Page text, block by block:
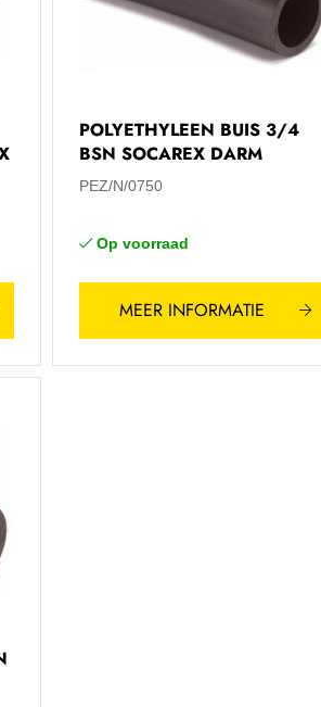
POLYETHYLEEN BUIS 3/4
BSN SOCAREX DARM
PEZ/N/0750
Op voorraad
MEER INFORMATIE